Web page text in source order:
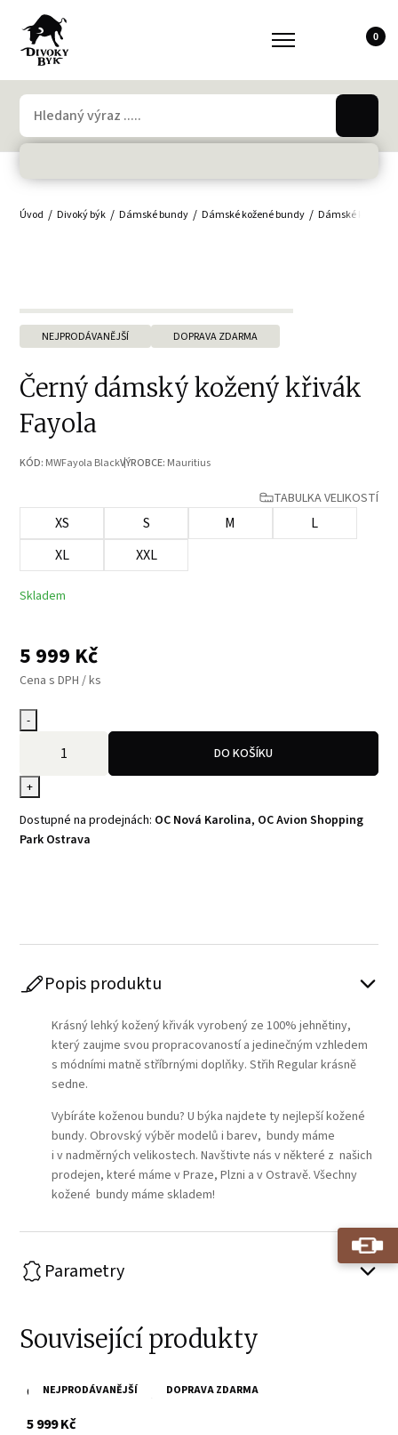
0
Úvod Divoký býk Dámské bundy Dámské kožené bundy Dámské křiváky
NEJPRODÁVANĚJŠÍ DOPRAVA ZDARMA
Černý dámský kožený křivák
Fayola
KÓD: MWFayola BlackVÝROBCE: Mauritius
TABULKA VELIKOSTÍ
XS S M
L
XL
XXL
Skladem
5 999 Kč
Cena s DPH / ks
-
+
DO KOŠÍKU
Dostupné na prodejnách: OC Nová Karolina, OC Avion Shopping
Park Ostrava
Popis produktu
Krásný lehký kožený křivák vyrobený ze 100% jehnětiny,
který zaujme svou propracovaností a jedinečným vzhledem
s módními matně stříbrnými doplňky. Střih Regular krásně
sedne.
Vybíráte koženou bundu? U býka najdete ty nejlepší kožené
bundy. Obrovský výběr modelů i barev, bundy máme
i v nadměrných velikostech. Navštivte nás v některé z našich
prodejen, které máme v Praze, Plzni a v Ostravě. Všechny
kožené bundy máme skladem!
Parametry
Související produkty
NEJPRODÁVANĚJŠÍ DOPRAVA ZDARMA
Červený dámský kožený křivák Fayola
5 999 Kčs DPH